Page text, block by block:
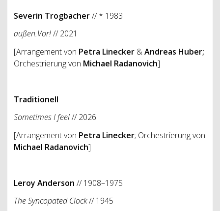
Severin Trogbacher// * 1983
außen.Vor!// 2021
[Arrangement von Petra Linecker &Andreas Huber;
Orchestrierung von Michael Radanovich]
Traditionell
Sometimes I feel// 2026
[Arrangement von Petra Linecker; Orchestrierung von
Michael Radanovich]
Leroy Anderson // 1908–1975
The Syncopated Clock// 1945